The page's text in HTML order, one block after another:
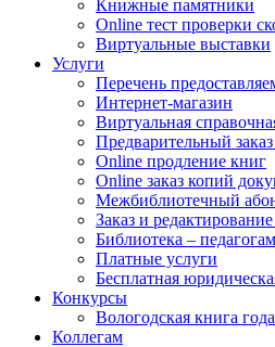
Книжные памятники
Online тест проверки
Виртуальные выставки
Услуги
Перечень
Интернет-магазин
Виртуальная
Предварительный
Online продление книг
Online заказ копий
Межбиблиотечный
Заказ и
Библиотека – педагогам
Платные услуги
Бесплатная
Конкурсы
Вологодская книга года
Коллегам